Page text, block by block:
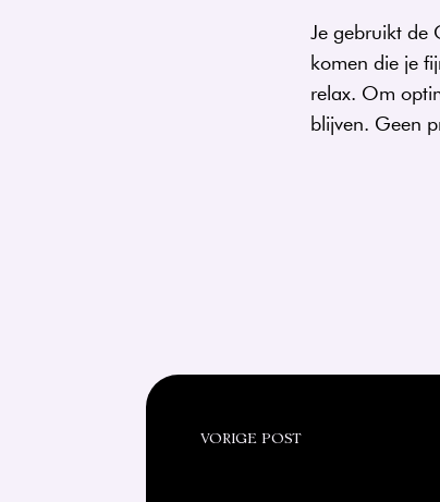
Je gebruikt de
komen die je
relax. Om
blijven. Geen
VORIGE POST